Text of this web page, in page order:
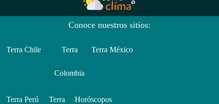
Conoce nuestros sitios:
Terra Chile Terra
Colombia
Terra México
Terra Perú Terra Horóscopos